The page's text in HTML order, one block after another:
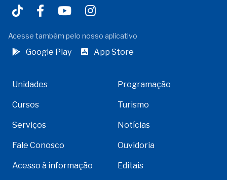
Acesse também pelo nosso aplicativo
Google Play App Store
Unidades Programação
Cursos Turismo
Serviços Notícias
Fale Conosco Ouvidoria
Acesso à informação Editais